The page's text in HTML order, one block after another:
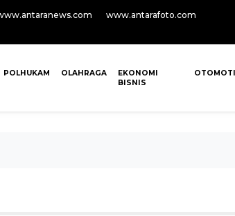
www.antarafoto.com
POLHUKAM OLAHRAGA
EKONOMI
BISNIS